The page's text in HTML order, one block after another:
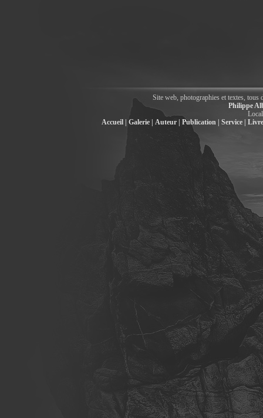
Site web, photographies et textes, tous
Philippe
Accueil |
Galerie | Auteur | Publication | Service |